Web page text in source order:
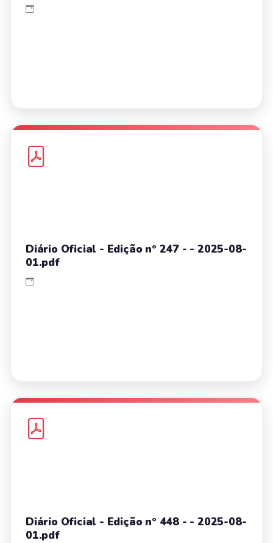
Diário Oficial - Edição nº 247 - - 2025-08-
01.pdf
Diário Oficial - Edição nº 448 - - 2025-08-
01.pdf